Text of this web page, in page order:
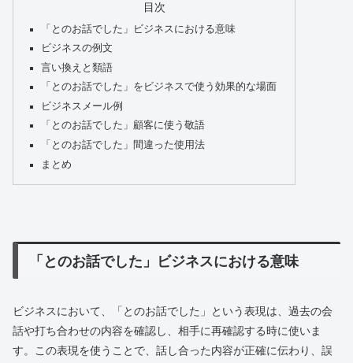
目次
「とのお話でした」ビジネスにおける意味
ビジネスの例文
言い換えと類語
「とのお話でした」をビジネスで使う効果的な場面
ビジネスメール例
「とのお話でした」顧客に使う敬語
「とのお話でした」間違った使用法
まとめ
「とのお話でした」ビジネスにおける意味
ビジネスにおいて、「とのお話でした」という表現は、過去の会
話や打ち合わせの内容を確認し、相手に再確認する時に使いま
す。この表現を使うことで、話し合った内容が正確に伝わり、誤